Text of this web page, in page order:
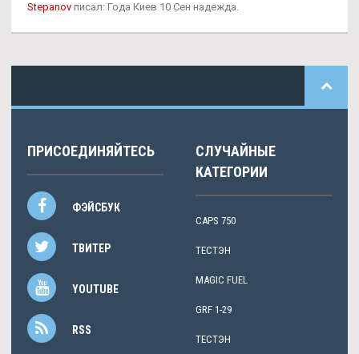
Stepanov писал: Года Киев 10 Сен надежда.
ПРИСОЕДИНЯЙТЕСЬ
ФЭЙСБУК
ТВИТЕР
YOUTUBE
RSS
СЛУЧАЙНЫЕ
КАТЕГОРИИ
CAPS 750
ТЕСТЭН
MAGIC FUEL
GRF 1-29
ТЕСТЭН